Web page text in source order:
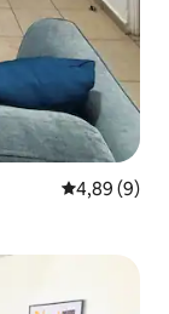
4,89 de uma
4,89 (9)